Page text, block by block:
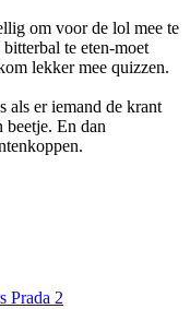
om voor de lol mee te
te eten-moet
lekker mee quizzen.
als er iemand de krant
beetje. En dan
Prada 2